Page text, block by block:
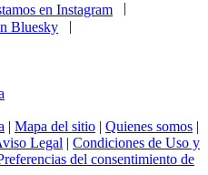
|
| Mapa del sitio | Quienes somos |
Legal | Condiciones de Uso y
del consentimiento de